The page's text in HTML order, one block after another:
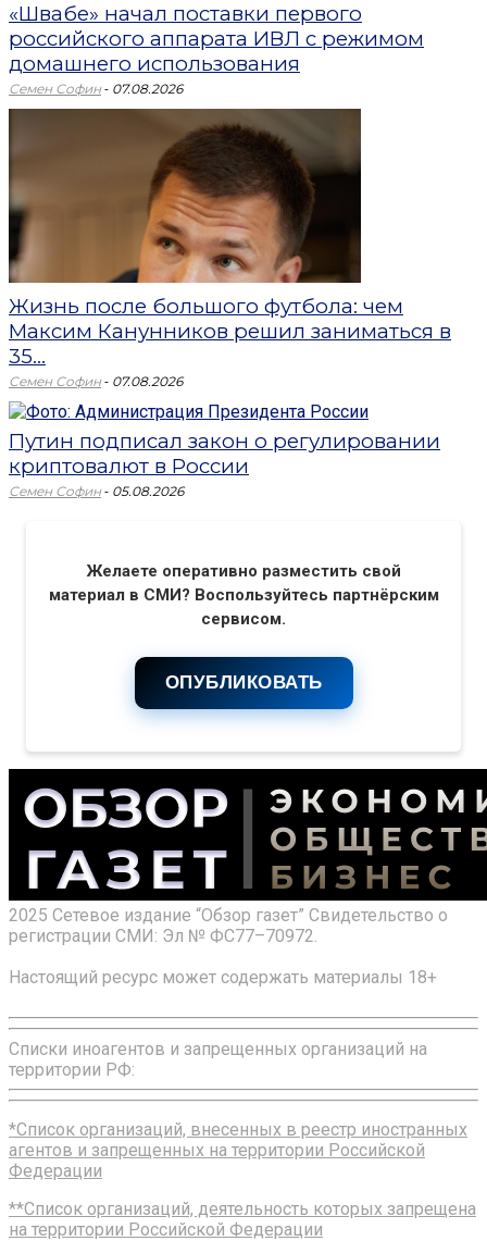
«Швабе» начал поставки первого
российского аппарата ИВЛ с режимом
домашнего использования
Семен Софин - 07.08.2026
Жизнь после большого футбола: чем
Максим Канунников решил заниматься в
35...
Семен Софин - 07.08.2026
Путин подписал закон о регулировании
криптовалют в России
Семен Софин - 05.08.2026
Желаете оперативно разместить свой
материал в СМИ? Воспользуйтесь партнёрским
сервисом.
ОПУБЛИКОВАТЬ
2025 Сетевое издание “Обзор газет” Свидетельство о
регистрации СМИ: Эл № ФС77–70972.
Настоящий ресурс может содержать материалы 18+
Списки иноагентов и запрещенных организаций на
территории РФ:
*Список организаций, внесенных в реестр иностранных
агентов и запрещенных на территории Российской
Федерации
**Список организаций, деятельность которых запрещена
на территории Российской Федерации